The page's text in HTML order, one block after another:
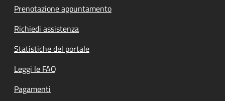
Prenotazione appuntamento
Richiedi assistenza
Statistiche del portale
Leggi le FAQ
Pagamenti